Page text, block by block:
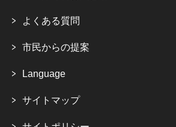
よくある質問
市民からの提案
Language
サイトマップ